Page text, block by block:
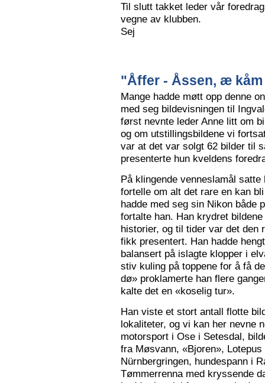
Til slutt takket leder vår
vegne av klubben.
Sej
"Åffer - Åssen, æ
Mange hadde møtt opp denne
med seg bildevisningen til
først nevnte leder Anne litt om
og om utstillingsbildene vi
var at det var solgt 62 bilder til
presenterte hun kveldens
På klingende venneslamål
fortelle om alt det rare en kan
hadde med seg sin Nikon både
fortalte han. Han krydret
historier, og til tider var det den
fikk presentert. Han hadde
balansert på islagte klopper i
stiv kuling på toppene for å få
dø» proklamerte han flere
kalte det en «koselig tur».
Han viste et stort antall flotte
lokaliteter, og vi kan her nevne
motorsport i Ose i Setesdal,
fra Møsvann, «Bjoren»,
Nürnbergringen, hundespann i
Tømmerrenna med kryssende